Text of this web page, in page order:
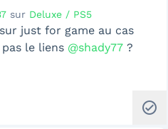
sur Deluxe / PS5
just for game au cas
le liens @shady77 ?
check_circle